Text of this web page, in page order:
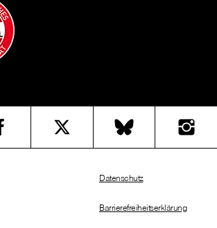
Datenschutz
Barrierefreiheitserklärung